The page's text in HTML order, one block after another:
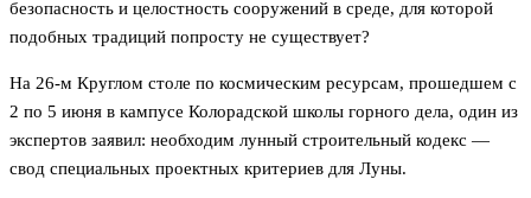
безопасность и целостность сооружений в среде, для которой
подобных традиций попросту не существует?
На 26-м Круглом столе по космическим ресурсам, прошедшем с
2 по 5 июня в кампусе Колорадской школы горного дела, один из
экспертов заявил: необходим лунный строительный кодекс —
свод специальных проектных критериев для Луны.